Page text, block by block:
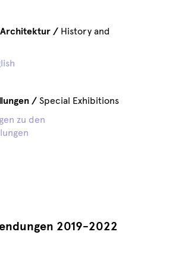
Architektur / History and
/ Special Exhibitions
zu den
2019-2022